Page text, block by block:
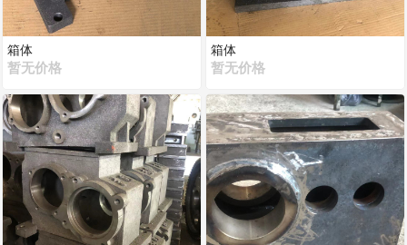
箱体
暂无价格
箱体
暂无价格